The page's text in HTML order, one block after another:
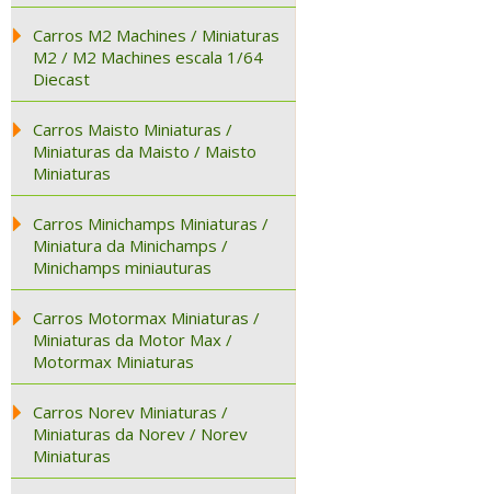
Carros M2 Machines / Miniaturas
M2 / M2 Machines escala 1/64
Diecast
Carros Maisto Miniaturas /
Miniaturas da Maisto / Maisto
Miniaturas
Carros Minichamps Miniaturas /
Miniatura da Minichamps /
Minichamps miniauturas
Carros Motormax Miniaturas /
Miniaturas da Motor Max /
Motormax Miniaturas
Carros Norev Miniaturas /
Miniaturas da Norev / Norev
Miniaturas